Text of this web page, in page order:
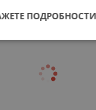
ПОДРОБНОСТИ